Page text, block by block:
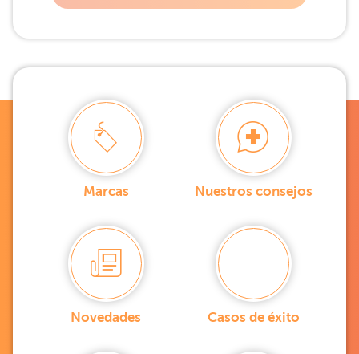
Marcas Nuestros consejos
Novedades Casos de éxito